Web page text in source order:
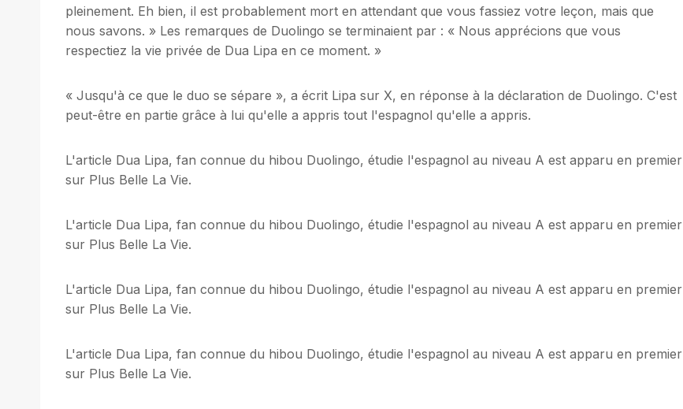
pleinement. Eh bien, il est probablement mort en attendant que vous fassiez votre leçon, mais que
nous savons. » Les remarques de Duolingo se terminaient par : « Nous apprécions que vous
respectiez la vie privée de Dua Lipa en ce moment. »
« Jusqu'à ce que le duo se sépare », a écrit Lipa sur X, en réponse à la déclaration de Duolingo. C'est
peut-être en partie grâce à lui qu'elle a appris tout l'espagnol qu'elle a appris.
L'article Dua Lipa, fan connue du hibou Duolingo, étudie l'espagnol au niveau A est apparu en premier
sur Plus Belle La Vie.
L'article Dua Lipa, fan connue du hibou Duolingo, étudie l'espagnol au niveau A est apparu en premier
sur Plus Belle La Vie.
L'article Dua Lipa, fan connue du hibou Duolingo, étudie l'espagnol au niveau A est apparu en premier
sur Plus Belle La Vie.
L'article Dua Lipa, fan connue du hibou Duolingo, étudie l'espagnol au niveau A est apparu en premier
sur Plus Belle La Vie.